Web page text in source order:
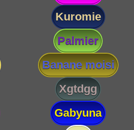
Kuromie
Palmier
Banane moisi
Xgtdgg
Gabyuna